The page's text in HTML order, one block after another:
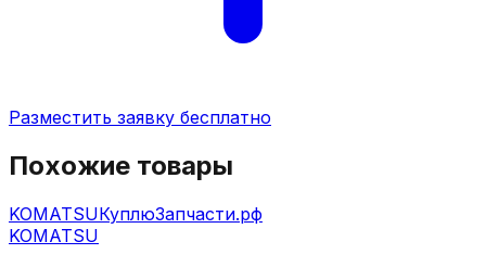
Разместить заявку бесплатно
Похожие товары
KOMATSUКуплюЗапчасти.рф
KOMATSU